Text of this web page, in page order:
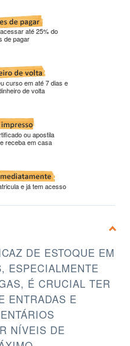
até 25% do
de pagar
curso em até 7 dias e
de volta
ou apostila
receba em casa
e já tem acesso
DE ESTOQUE EM
ESPECIALMENTE
É CRUCIAL TER
ENTRADAS E
NÍVEIS DE